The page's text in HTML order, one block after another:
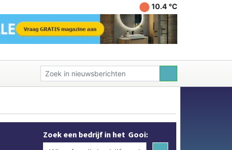
10.4 ℃
Zoek een bedrijf in het Gooi: